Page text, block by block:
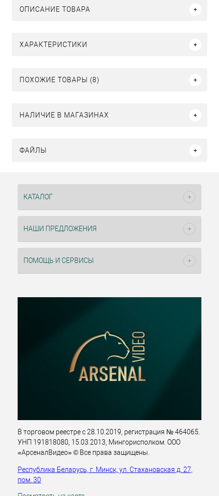
ОПИСАНИЕ ТОВАРА
ХАРАКТЕРИСТИКИ
ПОХОЖИЕ ТОВАРЫ (8)
НАЛИЧИЕ В МАГАЗИНАХ
ФАЙЛЫ
КАТАЛОГ
НАШИ ПРЕДЛОЖЕНИЯ
ПОМОЩЬ И СЕРВИСЫ
В торговом реестре с 28.10.2019, регистрация № 464065.
УНП 191818080, 15.03.2013, Мингорисполком. ООО
«АрсеналВидео» © Все права защищены.
Республика Беларусь, г. Минск, ул. Стахановская д. 27,
пом. 30